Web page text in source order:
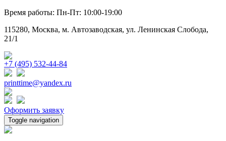
Время работы: Пн-Пт: 10:00-19:00
115280, Москва, м. Автозаводская, ул. Ленинская Слобода,
21/1
+7 (495) 532-44-84
printtime@yandex.ru
Оформить заявку
Toggle navigation